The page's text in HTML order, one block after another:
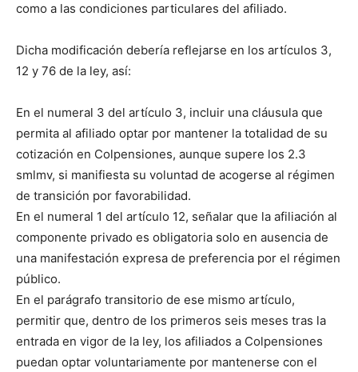
como a las condiciones particulares del afiliado.
Dicha modificación debería reflejarse en los artículos 3,
12 y 76 de la ley, así:
En el numeral 3 del artículo 3, incluir una cláusula que
permita al afiliado optar por mantener la totalidad de su
cotización en Colpensiones, aunque supere los 2.3
smlmv, si manifiesta su voluntad de acogerse al régimen
de transición por favorabilidad.
En el numeral 1 del artículo 12, señalar que la afiliación al
componente privado es obligatoria solo en ausencia de
una manifestación expresa de preferencia por el régimen
público.
En el parágrafo transitorio de ese mismo artículo,
permitir que, dentro de los primeros seis meses tras la
entrada en vigor de la ley, los afiliados a Colpensiones
puedan optar voluntariamente por mantenerse con el